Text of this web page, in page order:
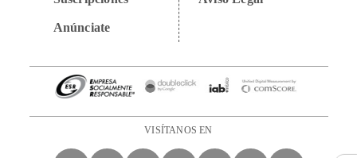
Anúnciate
VISÍTANOS EN